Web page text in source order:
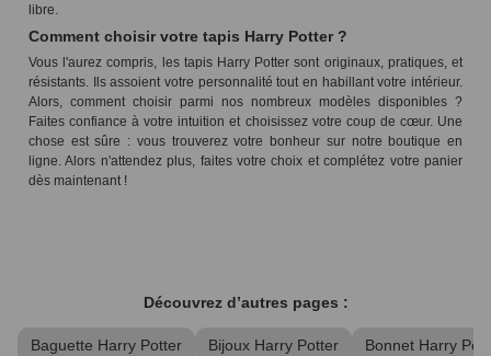
libre.
Comment choisir votre tapis Harry Potter ?
Vous l'aurez compris, les tapis Harry Potter sont originaux, pratiques, et
résistants. Ils assoient votre personnalité tout en habillant votre intérieur.
Alors, comment choisir parmi nos nombreux modèles disponibles ?
Faites confiance à votre intuition et choisissez votre coup de cœur. Une
chose est sûre : vous trouverez votre bonheur sur notre boutique en
ligne. Alors n'attendez plus, faites votre choix et complétez votre panier
dès maintenant !
Découvrez d’autres pages :
Baguette Harry Potter Bijoux Harry Potter Bonnet Harry